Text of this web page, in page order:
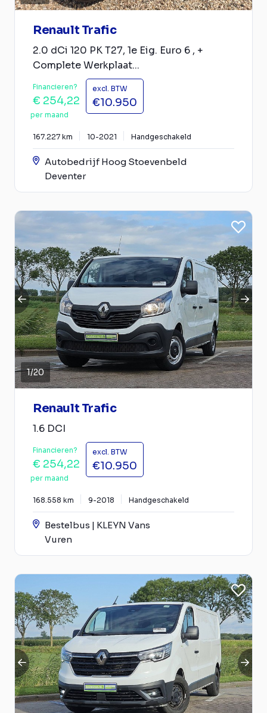
Renault Trafic
2.0 dCi 120 PK T27, 1e Eig. Euro 6 , +
Complete Werkplaat...
Financieren?
€ 254,22
per maand
excl. BTW
€10.950
167.227 km 10-2021 Handgeschakeld
Autobedrijf Hoog Stoevenbeld
Deventer
1/20
Renault Trafic
1.6 DCI
Financieren?
€ 254,22
per maand
excl. BTW
€10.950
168.558 km 9-2018 Handgeschakeld
Bestelbus | KLEYN Vans
Vuren